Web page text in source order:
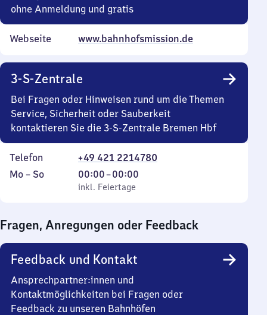
40
ohne Anmeldung und gratis
Webseite www.bahnhofsmission.de
3-S-Zentrale
Bei Fragen oder Hinweisen rund um die Themen
Service, Sicherheit oder Sauberkeit
kontaktieren Sie die 3-S-Zentrale Bremen Hbf
Telefon
+49 421 2214780
Montag
Mo – So,
inkl. Feiertage
00:00–00:00
Von
0
0
Uhr
inkl. Feiertage
Fragen, Anregungen oder Feedback
Feedback und Kontakt
Ansprechpartner:innen und
Kontaktmöglichkeiten bei Fragen oder
Feedback zu unseren Bahnhöfen